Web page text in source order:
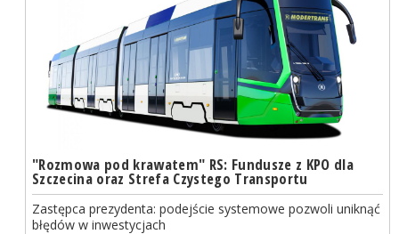
"Rozmowa pod krawatem" RS: Fundusze z KPO dla
Szczecina oraz Strefa Czystego Transportu
Zastępca prezydenta: podejście systemowe pozwoli uniknąć
błędów w inwestycjach